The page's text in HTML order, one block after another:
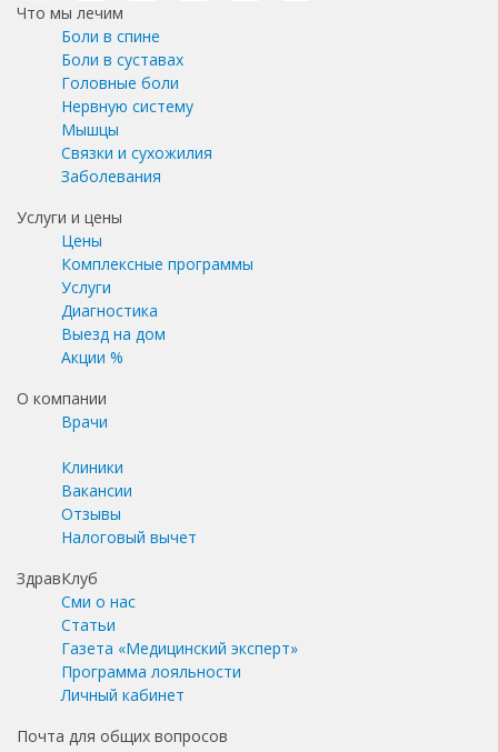
Что мы лечим
Боли в спине
Боли в суставах
Головные боли
Нервную систему
Мышцы
Связки и сухожилия
Заболевания
Услуги и цены
Цены
Комплексные программы
Услуги
Диагностика
Выезд на дом
Акции %
О компании
Врачи
Клиники
Вакансии
Отзывы
Налоговый вычет
ЗдравКлуб
Сми о нас
Статьи
Газета «Медицинский эксперт»
Программа лояльности
Личный кабинет
Почта для общих вопросов